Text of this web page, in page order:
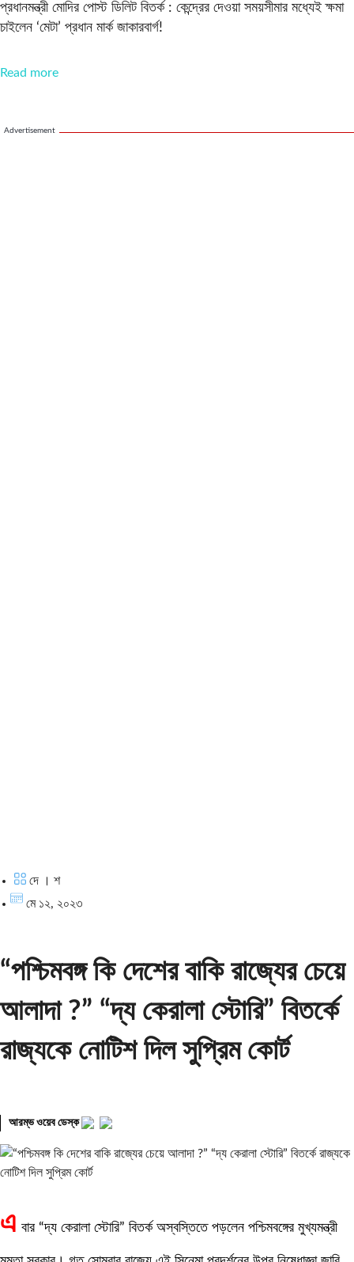
প্রধানমন্ত্রী মোদির পোস্ট ডিলিট বিতর্ক : কেন্দ্রের দেওয়া সময়সীমার মধ্যেই ক্ষমা
চাইলেন ‘মেটা’ প্রধান মার্ক জাকারবার্গ!
Read more
Advertisement
দে । শ
মে ১২, ২০২৩
“পশ্চিমবঙ্গ কি দেশের বাকি রাজ্যের চেয়ে
আলাদা ?” “দ্য কেরালা স্টোরি” বিতর্কে
রাজ্যকে নোটিশ দিল সুপ্রিম কোর্ট
আরম্ভ ওয়েব ডেস্ক
এ বার “দ্য কেরালা স্টোরি” বিতর্ক অস্বস্তিতে পড়লেন পশ্চিমবঙ্গের মুখ্যমন্ত্রী